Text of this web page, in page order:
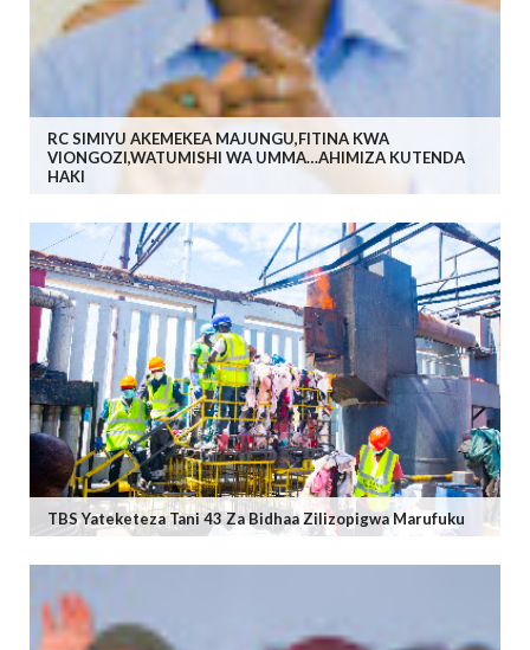
RC SIMIYU AKEMEKEA MAJUNGU,FITINA KWA
VIONGOZI,WATUMISHI WA UMMA…AHIMIZA KUTENDA
HAKI
TBS Yateketeza Tani 43 Za Bidhaa Zilizopigwa Marufuku